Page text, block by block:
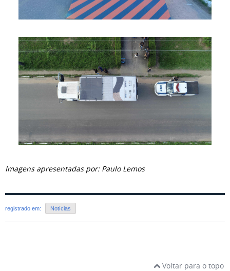
Imagens apresentadas por: Paulo Lemos
registrado em: Notícias
Voltar para o topo